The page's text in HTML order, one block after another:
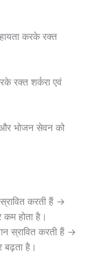
करके रक्त
रक्त शर्करा एवं
और भोजन सेवन को
करती हैं →
होता है।
स्रावित करती हैं →
बढ़ता है।